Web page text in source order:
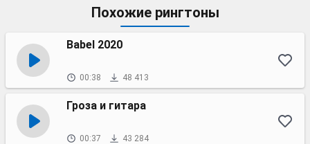
Похожие рингтоны
Babel 2020
00:38 48 413
Гроза и гитара
00:37 43 284